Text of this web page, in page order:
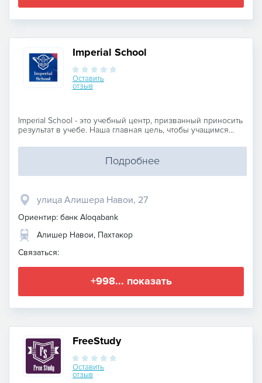
Imperial School
Оставить
отзыв
Imperial School - это учебный центр, призванный приносить
результат в учебе. Наша главная цель, чтобы учащимся...
Подробнее
улица Алишера Навои, 27
Ориентир: банк Aloqabank
Алишер Навои, Пахтакор
Связаться:
+998... показать
FreeStudy
Оставить
отзыв